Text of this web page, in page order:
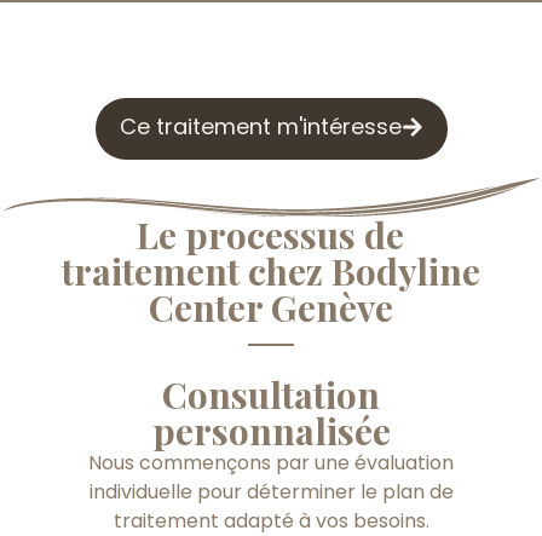
Ce traitement m'intéresse
Le processus de
traitement chez Bodyline
Center Genève
Consultation
personnalisée
Nous commençons par une évaluation
individuelle pour déterminer le plan de
traitement adapté à vos besoins.